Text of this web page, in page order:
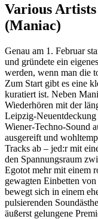
Various
(Maniac)
Genau am 1. Februar
und gründete ein
werden, wenn man die
Zum Start gibt es eine
kuratiert ist. Neben
Wiederhören mit der
Leipzig-
Wiener-Techno-Sound
ausgereift und
Tracks ab – jed:r mit
den Spannungsraum
Egotot mehr mit einem
gewagten Einbetten
bewegt sich in einem
pulsierenden
äußerst gelungene